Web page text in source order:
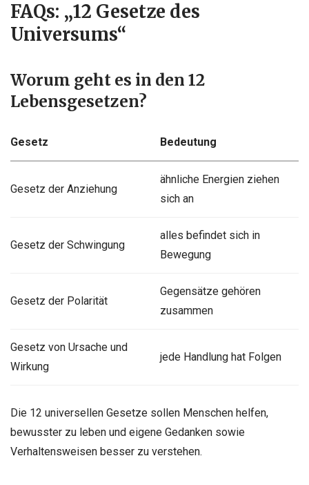
FAQs: „12 Gesetze des
Universums“
Worum geht es in den 12
Lebensgesetzen?
Gesetz Bedeutung
Gesetz der Anziehung
ähnliche Energien ziehen
sich an
Gesetz der Schwingung
alles befindet sich in
Bewegung
Gesetz der Polarität
Gegensätze gehören
zusammen
Gesetz von Ursache und
Wirkung
jede Handlung hat Folgen
Die 12 universellen Gesetze sollen Menschen helfen,
bewusster zu leben und eigene Gedanken sowie
Verhaltensweisen besser zu verstehen.